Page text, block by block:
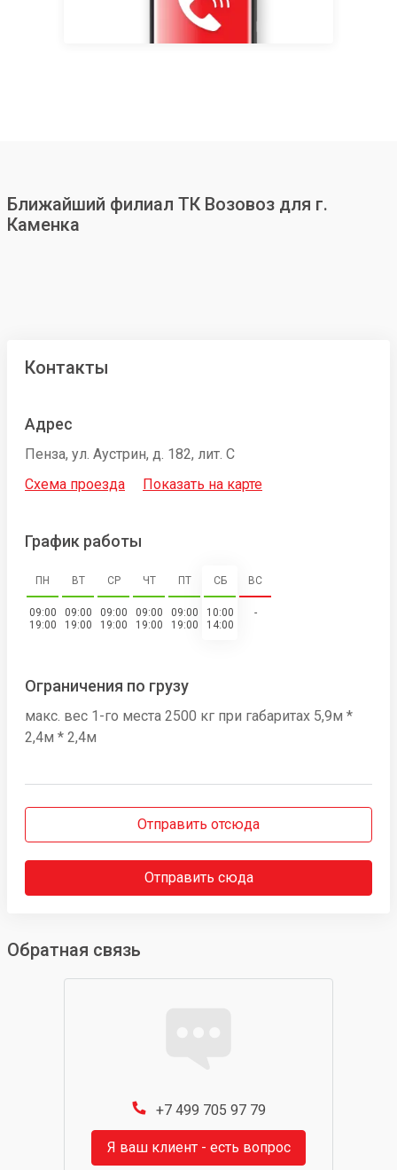
Ближайший филиал ТК Возовоз для г.
Каменка
Контакты
Адрес
Пенза, ул. Аустрин, д. 182, лит. С
Схема проезда
Показать на карте
График работы
ПН
09:00
19:00
ВТ
09:00
19:00
СР
09:00
19:00
ЧТ
09:00
19:00
ПТ
09:00
19:00
СБ
10:00
14:00
ВС
-
Ограничения по грузу
макс. вес 1-го места 2500 кг при габаритах 5,9м *
2,4м * 2,4м
Отправить отсюда
Отправить сюда
Обратная связь
+7 499 705 97 79
Я ваш клиент - есть вопрос